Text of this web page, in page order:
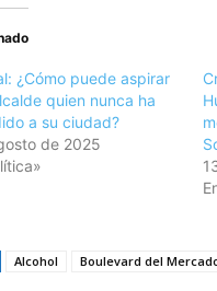
¿Cómo puede aspirar
quien nunca ha
a su ciudad?
de 2025
Alcohol Boulevard del